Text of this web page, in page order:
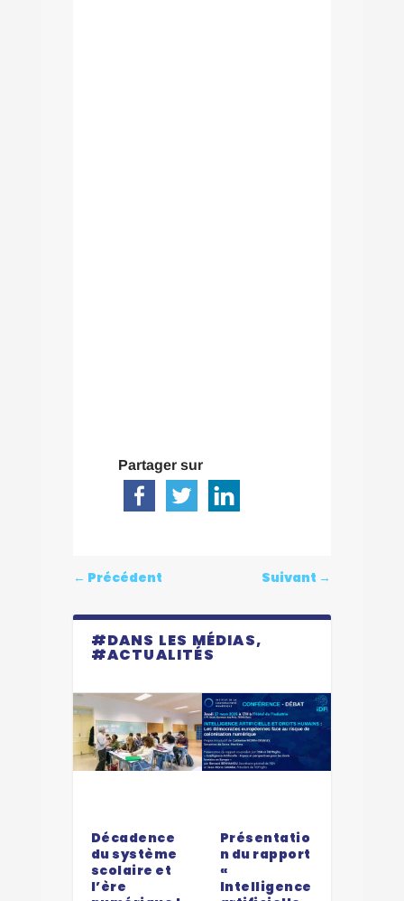
Partager sur
← Précédent Suivant →
#DANS LES MÉDIAS,
#ACTUALITÉS
Décadence
du système
scolaire et
l’ère
Présentatio
n du rapport
«
Intelligence